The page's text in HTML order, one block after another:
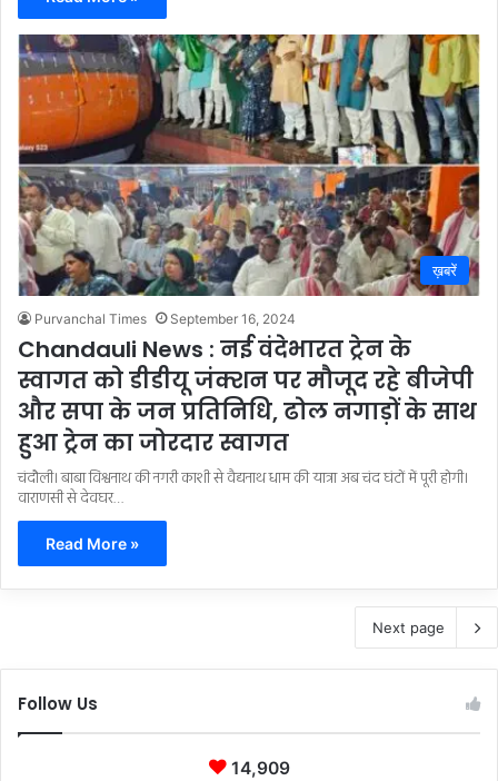
ख़बरें
Purvanchal Times September 16, 2024
Chandauli News : नई वंदेभारत ट्रेन के
स्वागत को डीडीयू जंक्शन पर मौजूद रहे बीजेपी
और सपा के जन प्रतिनिधि, ढोल नगाड़ों के साथ
हुआ ट्रेन का जोरदार स्वागत
चंदौली। बाबा विश्वनाथ की नगरी काशी से वैद्यनाथ धाम की यात्रा अब चंद घंटों में पूरी होगी।
वाराणसी से देवघर…
Read More »
Next page
Follow Us
14,909